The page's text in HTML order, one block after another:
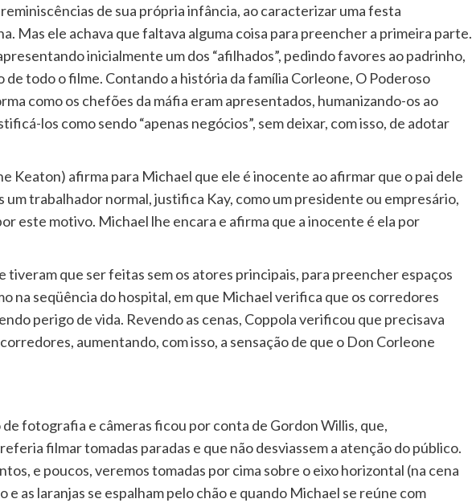
de sua própria infância, ao caracterizar uma festa
Mas ele achava que faltava alguma coisa para preencher a primeira parte.
inicialmente um dos “afilhados”, pedindo favores ao padrinho,
de todo o filme. Contando a história da família Corleone, O Poderoso
como os chefões da máfia eram apresentados, humanizando-os ao
los como sendo “apenas negócios”, sem deixar, com isso, de adotar
Keaton) afirma para Michael que ele é inocente ao afirmar que o pai dele
um trabalhador normal, justifica Kay, como um presidente ou empresário,
este motivo. Michael lhe encara e afirma que a inocente é ela por
tiveram que ser feitas sem os atores principais, para preencher espaços
na seqüência do hospital, em que Michael verifica que os corredores
perigo de vida. Revendo as cenas, Coppola verificou que precisava
aumentando, com isso, a sensação de que o Don Corleone
fotografia e câmeras ficou por conta de Gordon Willis, que,
filmar tomadas paradas e que não desviassem a atenção do público.
e poucos, veremos tomadas por cima sobre o eixo horizontal (na cena
e as laranjas se espalham pelo chão e quando Michael se reúne com